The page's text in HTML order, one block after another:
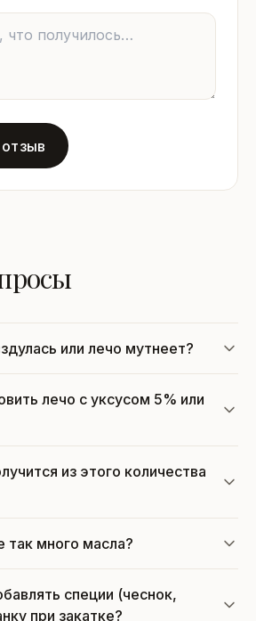
или лечо мутнеет?
лечо с уксусом 5% или
из этого количества
так много масла?
специи (чеснок,
при закатке?